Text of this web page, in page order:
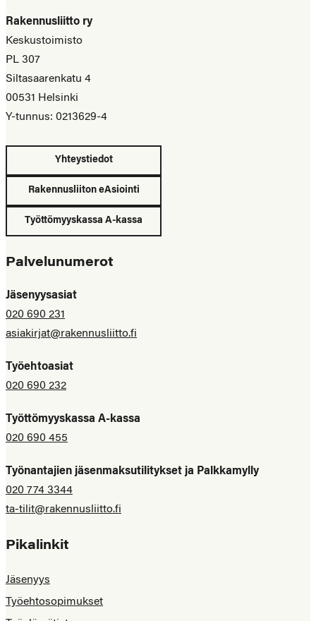
Rakennusliitto ry
Keskustoimisto
PL 307
Siltasaarenkatu 4
00531 Helsinki
Y-tunnus: 0213629-4
Yhteystiedot
Rakennusliiton eAsiointi
Työttömyyskassa A-kassa
Palvelunumerot
Jäsenyysasiat
020 690 231
asiakirjat@rakennusliitto.fi
Työehtoasiat
020 690 232
Työttömyyskassa A-kassa
020 690 455
Työnantajien jäsenmaksutilitykset ja Palkkamylly
020 774 3344
ta-tilit@rakennusliitto.fi
Pikalinkit
Jäsenyys
Työehtosopimukset